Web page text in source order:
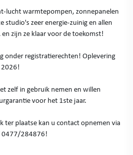
lucht warmtepompen, zonnepanelen
studio's zeer energie-zuinig en allen
en zijn ze klaar voor de toekomst!
onder registratierechten! Oplevering
zelf in gebruik nemen en willen
voor het 1ste jaar.
ter plaatse kan u contact opnemen via
0477/284876!